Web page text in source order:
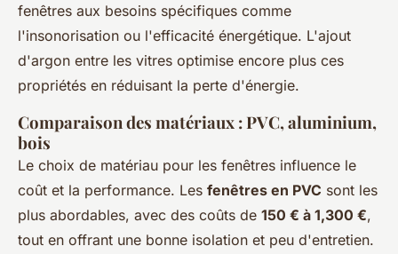
fenêtres aux besoins spécifiques comme
l'insonorisation ou l'efficacité énergétique. L'ajout
d'argon entre les vitres optimise encore plus ces
propriétés en réduisant la perte d'énergie.
Comparaison des matériaux : PVC, aluminium,
bois
Le choix de matériau pour les fenêtres influence le
coût et la performance. Les fenêtres en PVC sont les
plus abordables, avec des coûts de 150 € à 1,300 €,
tout en offrant une bonne isolation et peu d'entretien.